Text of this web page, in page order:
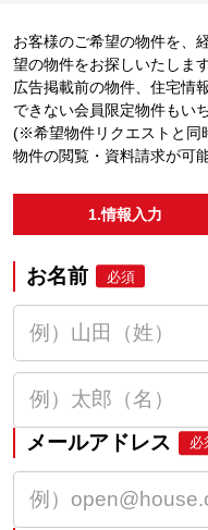
お客様のご希望の物件を、
望の物件をお探しいたします
広告掲載前の物件、住宅情
できない会員限定物件もい
(※希望物件リクエストと同
物件の閲覧・資料請求が可
1.情報入力
お名前 必須
メールアドレス 必